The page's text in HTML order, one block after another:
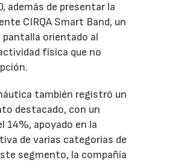
además de presentar la
CIRQA Smart Band, un
orientado al
física que no
también registró un
destacado, con un
14%, apoyado en la
de varias categorías de
segmento, la compañía